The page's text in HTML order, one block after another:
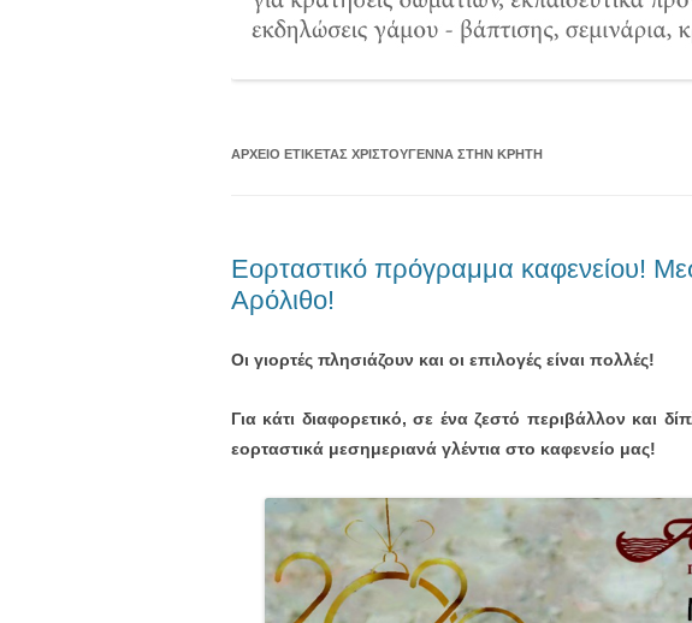
ΑΡΧΕΊΟ ΕΤΙΚΈΤΑΣ ΧΡΙΣΤΟΥΓΕΝΝΑ ΣΤΗΝ ΚΡΉΤΗ
Εορταστικό πρόγραμμα καφενείου!
Αρόλιθο!
Οι γιορτές πλησιάζουν και οι επιλογές είναι πολλές!
Για κάτι διαφορετικό, σε ένα ζεστό περιβάλλον και
εορταστικά μεσημεριανά γλέντια στο καφενείο μας!